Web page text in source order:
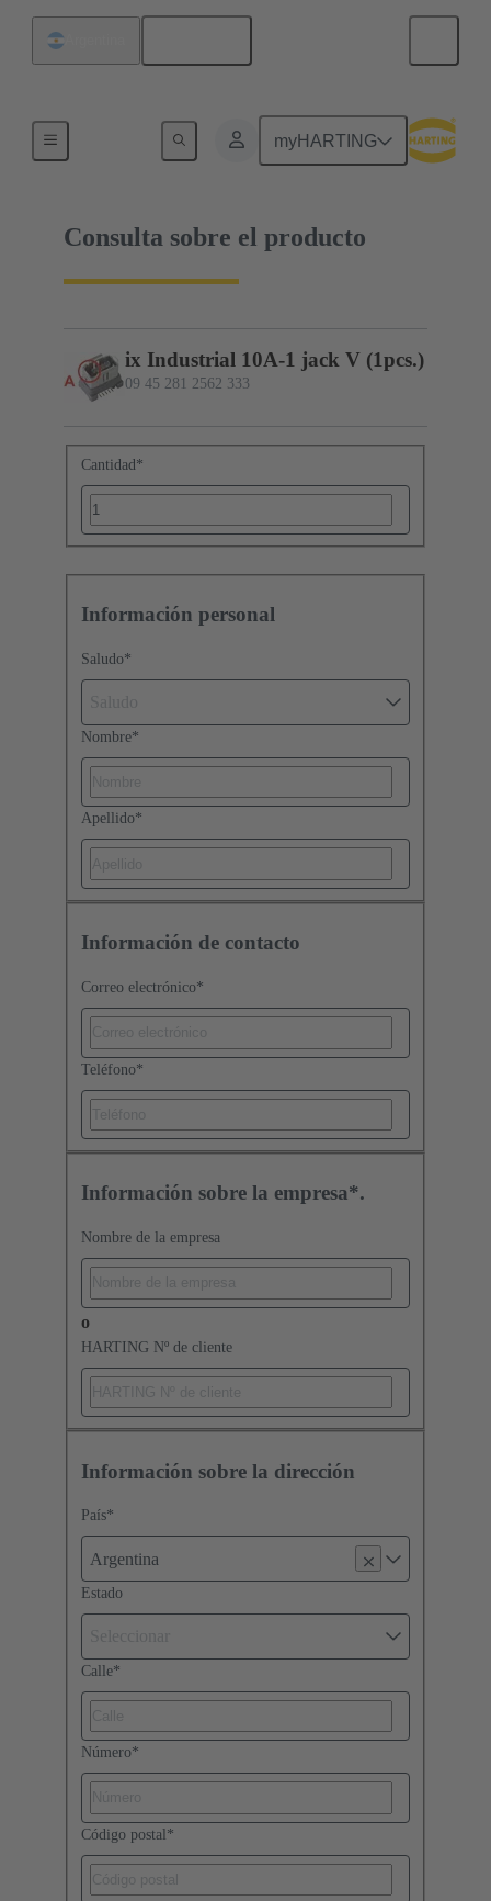
myHARTING
09 45 281 2562 333
Consulta sobre el producto
ix Industrial 10A-1 jack V (1pcs.)
09 45 281 2562 333
Cantidad*
Información personal
Saludo*
Nombre*
Apellido*
Información de contacto
Correo electrónico*
Teléfono*
Información sobre la empresa*.
Nombre de la empresa
o
HARTING Nº de cliente
Información sobre la dirección
País*
Argentina
Estado
Calle*
Número*
Código postal *